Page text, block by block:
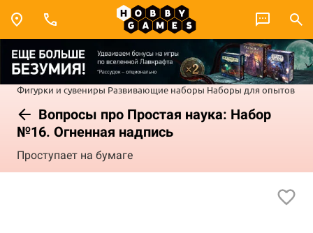
Фигурки и сувениры Развивающие наборы Наборы для опытов
Вопросы про Простая наука: Набор
№16. Огненная надпись
Проступает на бумаге